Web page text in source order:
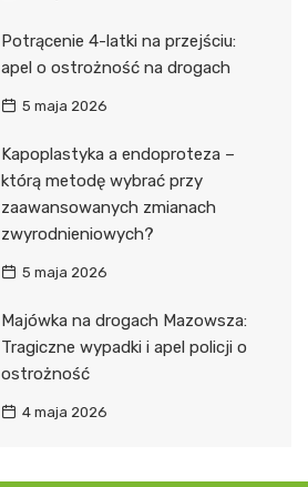
Potrącenie 4-latki na przejściu:
apel o ostrożność na drogach
5 maja 2026
Kapoplastyka a endoproteza –
którą metodę wybrać przy
zaawansowanych zmianach
zwyrodnieniowych?
5 maja 2026
Majówka na drogach Mazowsza:
Tragiczne wypadki i apel policji o
ostrożność
4 maja 2026